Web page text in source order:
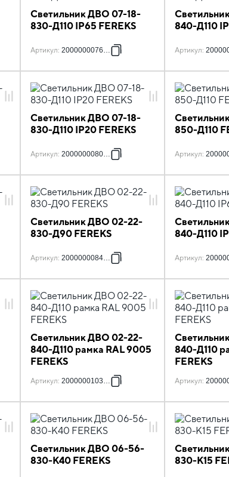
Светильник ДВО 07-18-
830-Д110 IP65 FEREKS
Артикул: 2000000076485
840-Д110
Артикул:
Светильник ДВО 07-18-
830-Д110 IP20 FEREKS
Артикул: 2000000080086
850-Д110
Артикул:
Светильник ДВО 02-22-
830-Д90 FEREKS
Артикул: 2000000084046
840-Д110
Артикул:
Светильник ДВО 02-22-
840-Д110 рамка RAL 9005
FEREKS
Артикул: 2000000103860
840-Д110
FEREKS
Артикул:
Светильник ДВО 06-56-
830-К40 FEREKS
830-К15